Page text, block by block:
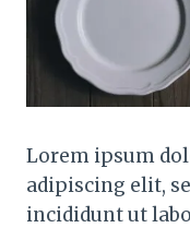
Lorem ipsum
adipiscing elit,
incididunt ut